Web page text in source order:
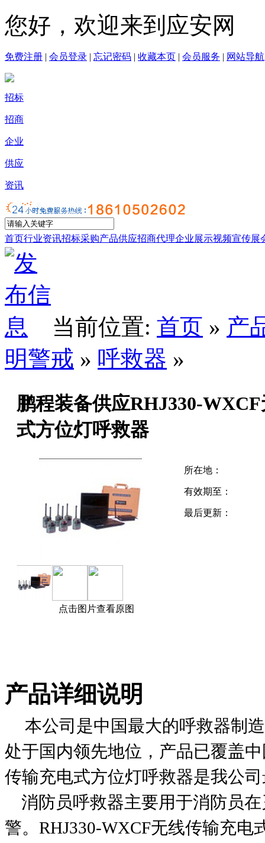
您好，欢迎来到应安网
免费注册 | 会员登录 | 忘记密码 | 收藏本页 | 会员服务 | 网站导航
招标
招商
企业
供应
资讯
首页行业资讯招标采购产品供应招商代理企业展示视频宣传展
当前位置: 首页 » 产
明警戒 » 呼救器 »
鹏程装备供应RHJ330-
式方位灯呼救器
点击图片查看原图
所在地：
有效期至：
最后更新：
产品详细说明
本公司是中国最大的呼救器制
处于国内领先地位，产品已覆盖
传输充电式方位灯呼救器是我公
消防员呼救器主要用于消防员
警。RHJ330-WXCF无线传输充